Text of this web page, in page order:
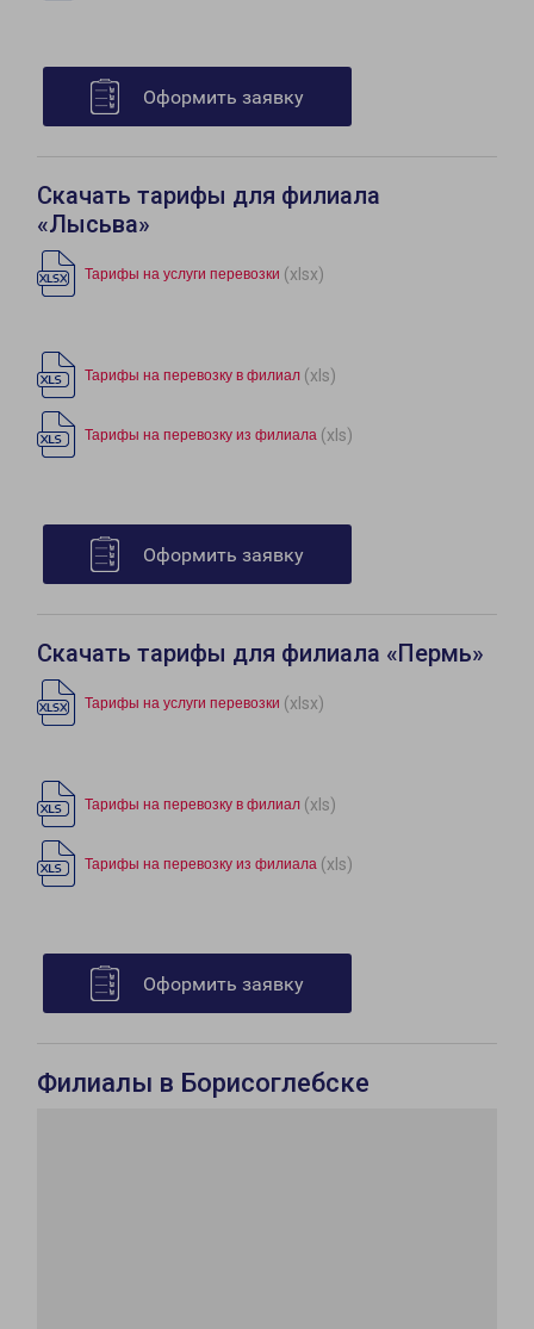
Оформить заявку
Скачать тарифы для филиала
«Лысьва»
Тарифы на услуги перевозки (xlsx)
Тарифы на перевозку в филиал (xls)
Тарифы на перевозку из филиала (xls)
Оформить заявку
Скачать тарифы для филиала «Пермь»
Тарифы на услуги перевозки (xlsx)
Тарифы на перевозку в филиал (xls)
Тарифы на перевозку из филиала (xls)
Оформить заявку
Филиалы в Борисоглебске